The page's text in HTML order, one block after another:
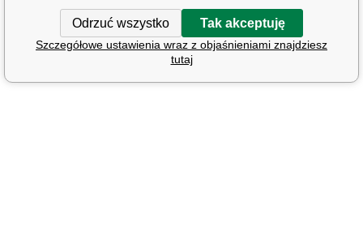
Odrzuć wszystko Tak akceptuję
Szczegółowe ustawienia wraz z objaśnieniami znajdziesz
tutaj